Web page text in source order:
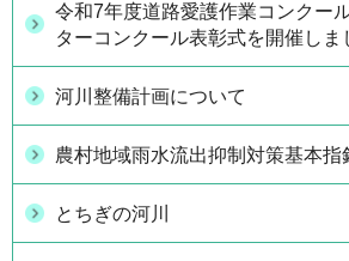
令和7年度道路愛護作業コンクー
ターコンクール表彰式を開催しま
河川整備計画について
農村地域雨水流出抑制対策基本指
とちぎの河川